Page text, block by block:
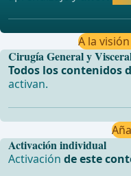
Activación individual
Activaciónde este
A la
Cirugía General y
Todos los contenidos
activan.